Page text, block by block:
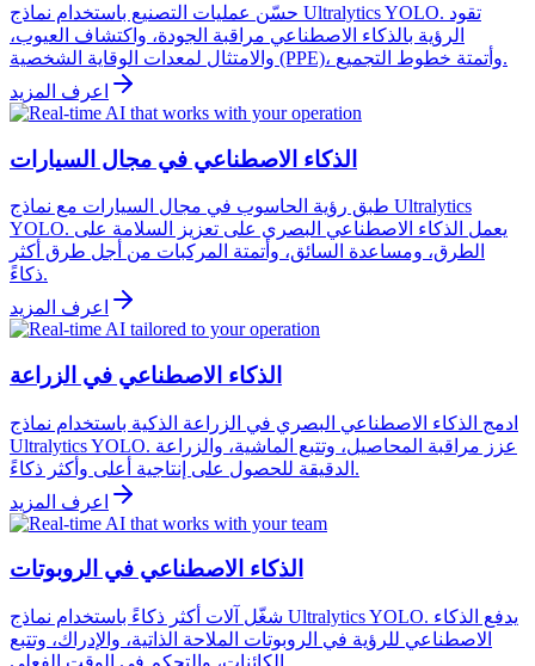
حسّن عمليات التصنيع باستخدام نماذج Ultralytics YOLO. تقود
الرؤية بالذكاء الاصطناعي مراقبة الجودة، واكتشاف العيوب،
والامتثال لمعدات الوقاية الشخصية (PPE)، وأتمتة خطوط التجميع.
اعرف المزيد
الذكاء الاصطناعي في مجال السيارات
طبق رؤية الحاسوب في مجال السيارات مع نماذج Ultralytics
YOLO. يعمل الذكاء الاصطناعي البصري على تعزيز السلامة على
الطرق، ومساعدة السائق، وأتمتة المركبات من أجل طرق أكثر
ذكاءً.
اعرف المزيد
الذكاء الاصطناعي في الزراعة
ادمج الذكاء الاصطناعي البصري في الزراعة الذكية باستخدام نماذج
Ultralytics YOLO. عزز مراقبة المحاصيل، وتتبع الماشية، والزراعة
الدقيقة للحصول على إنتاجية أعلى وأكثر ذكاءً.
اعرف المزيد
الذكاء الاصطناعي في الروبوتات
شغّل آلات أكثر ذكاءً باستخدام نماذج Ultralytics YOLO. يدفع الذكاء
الاصطناعي للرؤية في الروبوتات الملاحة الذاتية، والإدراك، وتتبع